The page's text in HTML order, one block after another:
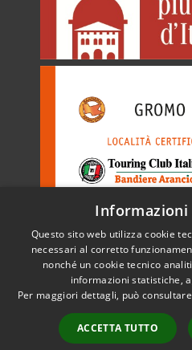
Accessibilità
Informazioni
Questo sito web utilizza cookie
necessari al corretto
nonché un cookie tecnico
informazioni statistiche,
Per maggiori dettagli, può
ACCETTA TUTTO